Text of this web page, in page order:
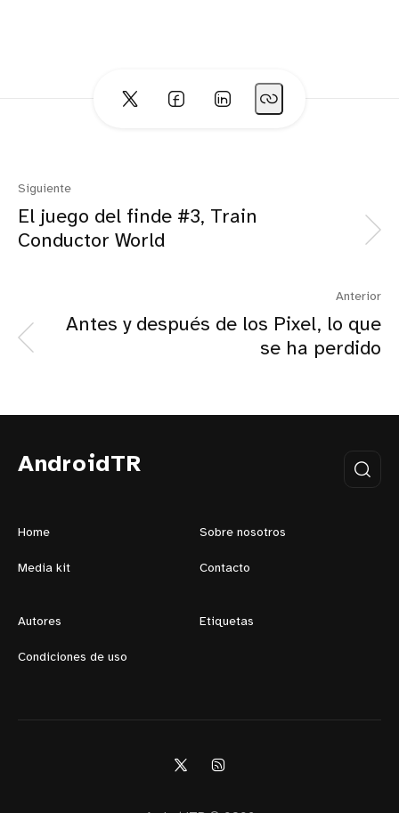
Siguiente
El juego del finde #3, Train
Conductor World
Anterior
Antes y después de los Pixel, lo que
se ha perdido
AndroidTR
Home Sobre nosotros
Media kit Contacto
Autores Etiquetas
Condiciones de uso